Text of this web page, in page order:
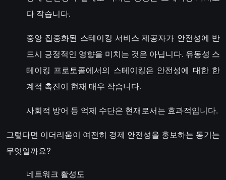
다 작습니다.
중앙 집중화된 스테이킹 서비스 제공자가 안전성에 반
드시 긍정적인 영향을 미치는 것은 아닙니다. 유동성 스
테이킹 프로토콜에서의 스테이킹은 안전성에 대한 한
계적 촉진이 현재 매우 작습니다.
사회적 방어 등 억제 수단은 현재로서는 효과적입니다.
그렇다면 이더리움이 여전히 경제 안전성을 홍보하는 동기는
무엇일까요?
네트워크 활성도